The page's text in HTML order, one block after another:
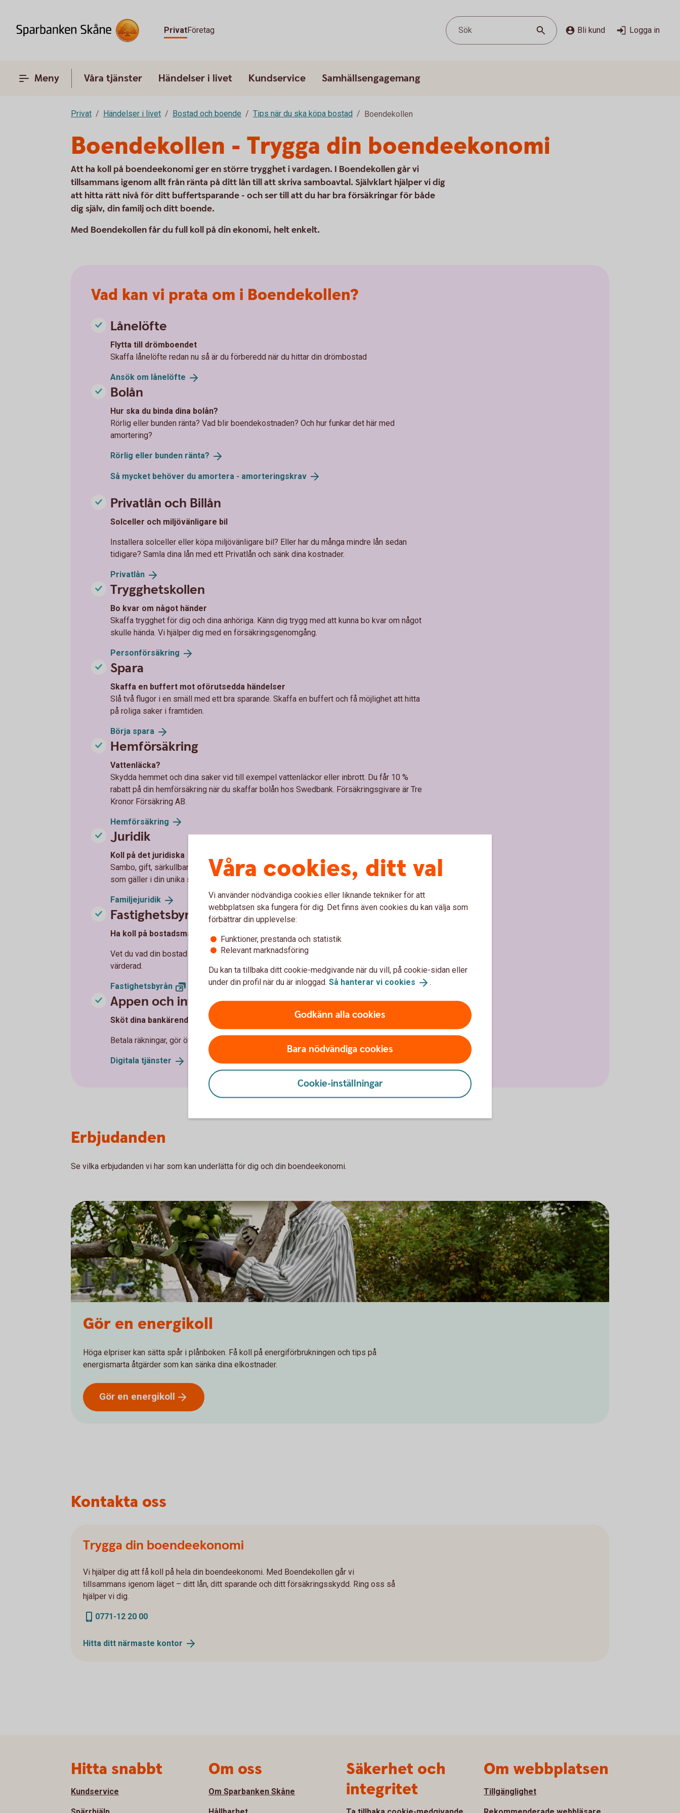
PrivatFöretag Sök Bli kund Logga in
Meny Våra tjänster Händelser i livet Kundservice Samhällsengagemang
Privat Händelser i livet Bostad och boende Tips när du ska köpa bostad Boendekollen
Boendekollen - Trygga din boendeekonomi
Att ha koll på boendeekonomi ger en större trygghet i vardagen. I Boendekollen går vi
tillsammans igenom allt från ränta på ditt lån till att skriva samboavtal. Självklart hjälper vi dig
att hitta rätt nivå för ditt buffertsparande - och ser till att du har bra försäkringar för både
dig själv, din familj och ditt boende.
Med Boendekollen får du full koll på din ekonomi, helt enkelt.
Vad kan vi prata om i Boendekollen?
Lånelöfte
Flytta till drömboendet
Skaffa lånelöfte redan nu så är du förberedd när du hittar din drömbostad
Ansök om lånelöfte
Bolån
Hur ska du binda dina bolån?
Rörlig eller bunden ränta? Vad blir boendekostnaden? Och hur funkar det här med
amortering?
Rörlig eller bunden ränta?
Så mycket behöver du amortera - amorteringskrav
Privatlån och Billån
Solceller och miljövänligare bil
Installera solceller eller köpa miljövänligare bil? Eller har du många mindre lån sedan
tidigare? Samla dina lån med ett Privatlån och sänk dina kostnader.
Privatlån
Trygghetskollen
Bo kvar om något händer
Skaffa trygghet för dig och dina anhöriga. Känn dig trygg med att kunna bo kvar om något
skulle hända. Vi hjälper dig med en försäkringsgenomgång.
Personförsäkring
Spara
Skaffa en buffert mot oförutsedda händelser
Slå två flugor i en smäll med ett bra sparande. Skaffa en buffert och få möjlighet att hitta
på roliga saker i framtiden.
Börja spara
Hemförsäkring
Vattenläcka?
Skydda hemmet och dina saker vid till exempel vattenläckor eller inbrott. Du får 10 %
rabatt på din hemförsäkring när du skaffar bolån hos Swedbank. Försäkringsgivare är Tre
Kronor Försäkring AB.
Hemförsäkring
Juridik
Koll på det juridiska
Sambo, gift, särkullbarn, enskild egendom, testamente, skilsmässa? Få hjälp med vad
som gäller i din unika situation.
Familjejuridik
Fastighetsbyrån
Ha koll på bostadsmarknaden
Vet du vad din bostad är värd? Med hjälp av Fastighetsbyrån kan du få bostaden
värderad.
Fastighetsbyrån
Appen och internetbanken
Sköt dina bankärenden - när och var du vill
Betala räkningar, gör överföringar, skicka pengar, se över dina placeringar.
Digitala tjänster
Erbjudanden
Se vilka erbjudanden vi har som kan underlätta för dig och din boendeekonomi.
Gör en energikoll
Höga elpriser kan sätta spår i plånboken. Få koll på energiförbrukningen och tips på
energismarta åtgärder som kan sänka dina elkostnader.
Gör en energikoll
Kontakta oss
Trygga din boendeekonomi
Vi hjälper dig att få koll på hela din boendeekonomi. Med Boendekollen går vi
tillsammans igenom läget – ditt lån, ditt sparande och ditt försäkringsskydd. Ring oss så
hjälper vi dig.
0771-12 20 00
Hitta ditt närmaste kontor
Våra cookies, ditt val
Vi använder nödvändiga cookies eller liknande tekniker för att
webbplatsen ska fungera för dig. Det finns även cookies du kan välja som
förbättrar din upplevelse:
Funktioner, prestanda och statistik
Relevant marknadsföring
Du kan ta tillbaka ditt cookie-medgivande när du vill, på cookie-sidan eller
under din profil när du är inloggad. Så hanterar vi cookies .
Godkänn alla cookies
Bara nödvändiga cookies
Cookie-inställningar
Hitta snabbt
Kundservice
Om oss
Om Sparbanken Skåne
Säkerhet och
integritet
Om webbplatsen
Tillgänglighet